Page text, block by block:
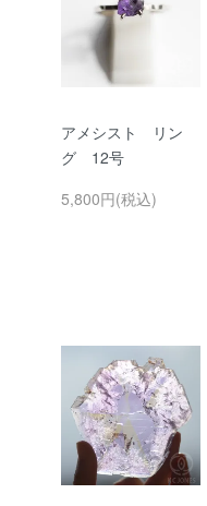
アメシスト リン
グ 12号
5,800円(税込)